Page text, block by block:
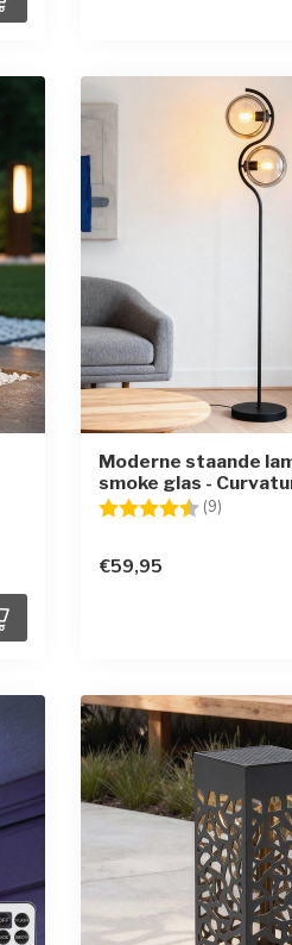
Moderne staande
smoke glas -
Beoordeling: (9)
€59,95